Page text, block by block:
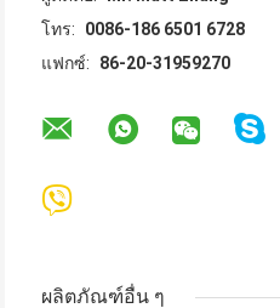
โทร:
0086-186 6501 6728
แฟกซ์:
86-20-31959270
ผลิตภัณฑ์อื่น ๆ